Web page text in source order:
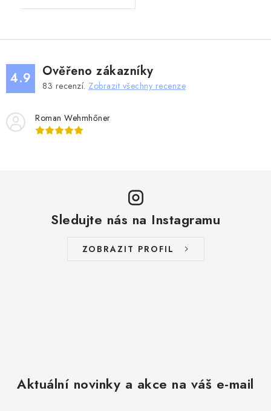
4.9 Ověřeno zákazníky
83 recenzí. Zobrazit všechny recenze
Roman Wehmhőner
Sledujte nás na Instagramu
ZOBRAZIT PROFIL
Aktuální novinky a akce na váš e-mail